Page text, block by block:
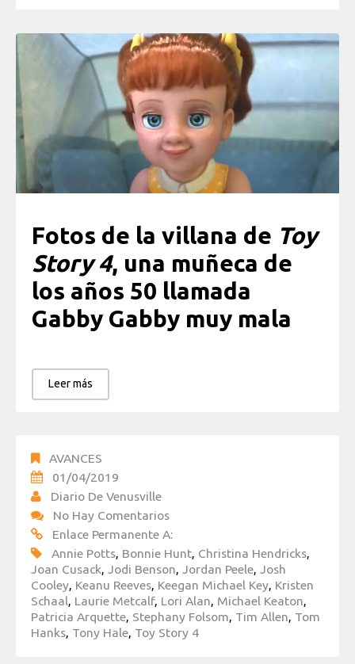
Fotos de la villana de Toy
Story 4, una muñeca de
los años 50 llamada
Gabby Gabby muy mala
Leer más
AVANCES
01/04/2019
Diario De Venusville
No Hay Comentarios
Enlace Permanente A:
Annie Potts, Bonnie Hunt, Christina Hendricks,
Joan Cusack, Jodi Benson, Jordan Peele, Josh
Cooley, Keanu Reeves, Keegan Michael Key, Kristen
Schaal, Laurie Metcalf, Lori Alan, Michael Keaton,
Patricia Arquette, Stephany Folsom, Tim Allen, Tom
Hanks, Tony Hale, Toy Story 4